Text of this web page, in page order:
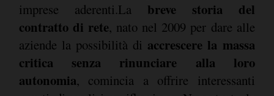
imprese aderenti.La breve storia del
contratto di rete, nato nel 2009 per dare alle
aziende la possibilità di accrescere la massa
critica senza rinunciare alla loro
autonomia, comincia a offrire interessanti